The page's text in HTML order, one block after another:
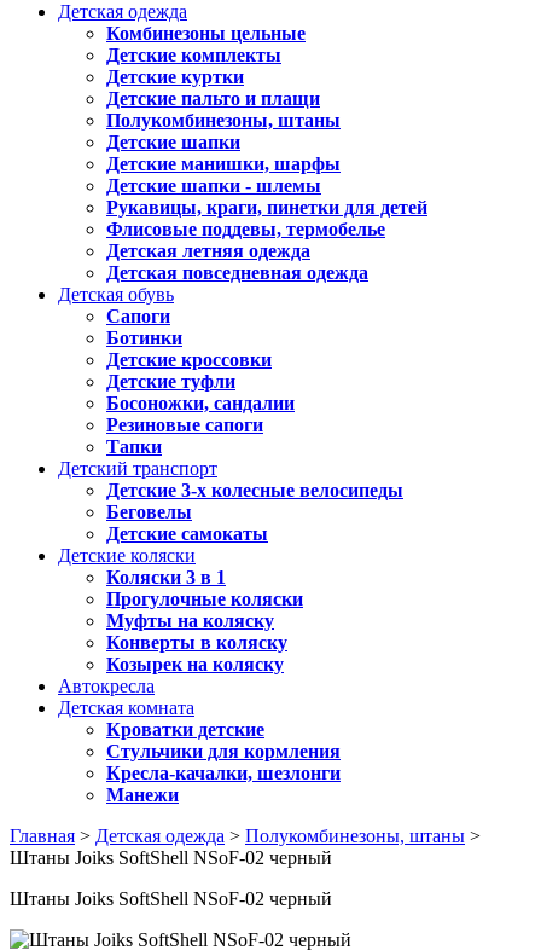
Детская одежда
Комбинезоны цельные
Детские комплекты
Детские куртки
Детские пальто и плащи
Полукомбинезоны, штаны
Детские шапки
Детские манишки, шарфы
Детские шапки - шлемы
Рукавицы, краги, пинетки для детей
Флисовые поддевы, термобелье
Детская летняя одежда
Детская повседневная одежда
Детская обувь
Сапоги
Ботинки
Детские кроссовки
Детские туфли
Босоножки, сандалии
Резиновые сапоги
Тапки
Детский транспорт
Детские 3-х колесные велосипеды
Беговелы
Детские самокаты
Детские коляски
Коляски 3 в 1
Прогулочные коляски
Муфты на коляску
Конверты в коляску
Козырек на коляску
Автокресла
Детская комната
Кроватки детские
Стульчики для кормления
Кресла-качалки, шезлонги
Манежи
Главная > Детская одежда > Полукомбинезоны, штаны >
Штаны Joiks SoftShell NSoF-02 черный
Штаны Joiks SoftShell NSoF-02 черный